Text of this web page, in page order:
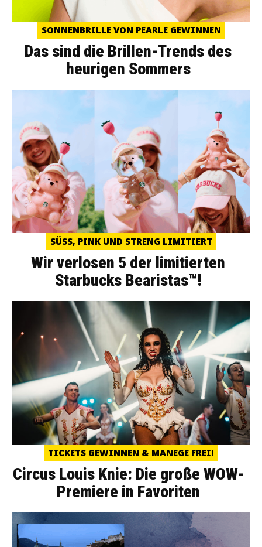
SONNENBRILLE VON PEARLE GEWINNEN
Das sind die Brillen-Trends des
heurigen Sommers
SÜSS, PINK UND STRENG LIMITIERT
Wir verlosen 5 der limitierten
Starbucks Bearistas™!
TICKETS GEWINNEN & MANEGE FREI!
Circus Louis Knie: Die große WOW-
Premiere in Favoriten